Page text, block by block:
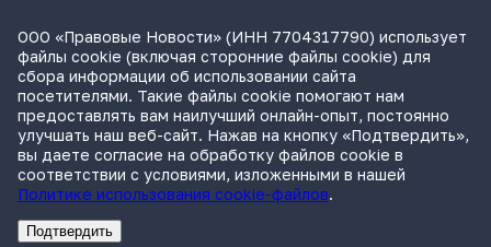
СИП проверит отмену патента на систему управления
устройствами после возражений «Яндекса»
Практика
, 15:17
Суды 10 стран рассматривают иски российской «дочки»
Google о возврате дивидендов
Международная практика
, 14:09
РекламаАдвокатское бюро Санкт-Петербурга «Вертикаль» ИНН 7841290773
ООО «Правовые Новости» (ИНН 7704317790) использует
файлы cookie (включая сторонние файлы cookie) для
сбора информации об использовании сайта
посетителями. Такие файлы cookie помогают нам
предоставлять вам наилучший онлайн-опыт, постоянно
улучшать наш веб-сайт. Нажав на кнопку «Подтвердить»,
вы даете согласие на обработку файлов cookie в
соответствии с условиями, изложенными в нашей
Политике использования cookie-файлов.
Подтвердить